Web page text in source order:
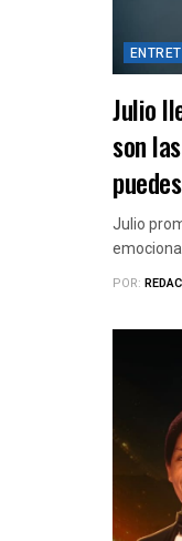
Julio
son
Julio
POR: